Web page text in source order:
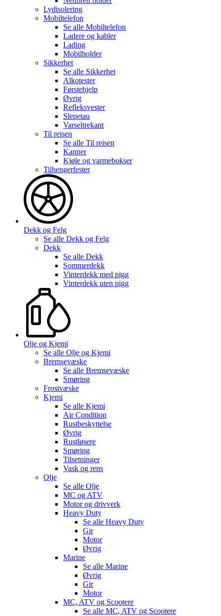
Lydisolering
Mobiltelefon
Se alle Mobiltelefon
Ladere og kabler
Lading
Mobilholder
Sikkerhet
Se alle Sikkerhet
Alkotester
Førstehjelp
Øvrig
Refleksvester
Slepetau
Varseltrekant
Til reisen
Se alle Til reisen
Kanner
Kjøle og varmebokser
Tilhengerfester
Dekk og Felg
Se alle Dekk og Felg
Dekk
Se alle Dekk
Sommerdekk
Vinterdekk med pigg
Vinterdekk uten pigg
Olje og Kjemi
Se alle Olje og Kjemi
Bremsevæske
Se alle Bremsevæske
Smøring
Frostvæske
Kjemi
Se alle Kjemi
Air Condition
Rustbeskyttelse
Øvrig
Rustløsere
Smøring
Tilsetninger
Vask og rens
Olje
Se alle Olje
MC og ATV
Motor og drivverk
Heavy Duty
Se alle Heavy Duty
Gir
Motor
Øvrig
Marine
Se alle Marine
Øvrig
Gir
Motor
MC, ATV og Scootere
Se alle MC, ATV og Scootere